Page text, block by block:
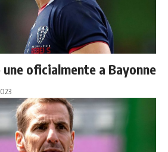
une oficialmente a Bayonne